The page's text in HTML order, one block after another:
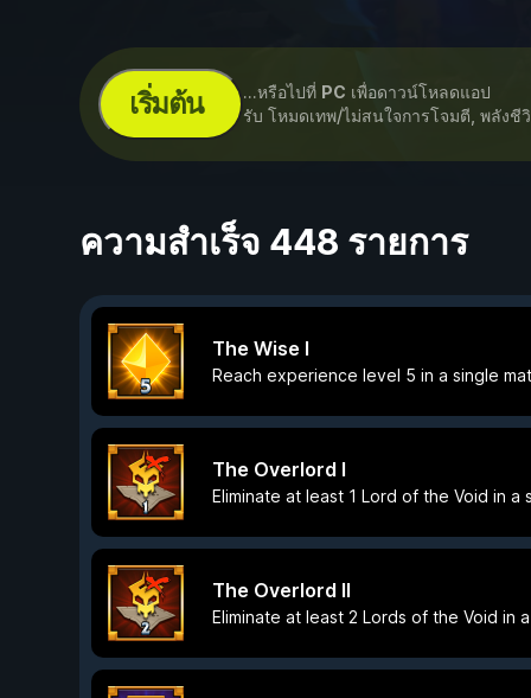
เริ่มต้น ...หรือไปที่ PC เพื่อดาวน์โหลดแอป
รับ โหมดเทพ/ไม่สนใจการโจมตี, พลังชี
ความสำเร็จ 448 รายการ
The Wise I
Reach experience level 5 in a single
The Overlord I
Eliminate at least 1 Lord of the Void in a
The Overlord II
Eliminate at least 2 Lords of the Void in